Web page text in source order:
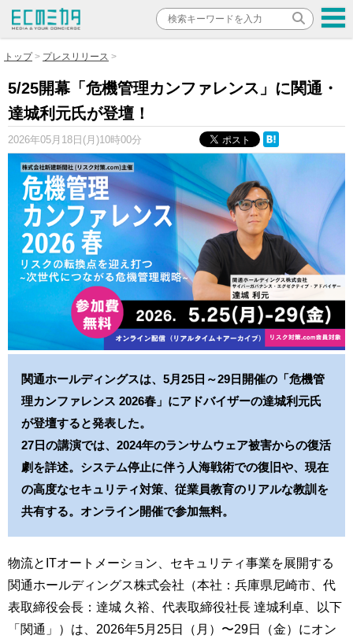
トップ プレスリリース
5/25開幕「危機管理カンファレンス」に関通・
達城利元氏が登壇！
2026年05月18日(月)10時00分
関通ホールディングスは、5月25日～29日開催の「危機管
理カンファレンス 2026春」にアドバイザーの達城利元氏
が登壇すると発表した。
27日の講演では、2024年のランサムウェア被害からの復活
劇を詳述。システム停止に伴う人海戦術での復旧や、現在
の高度なセキュリティ対策、従業員教育のリアルな教訓を
共有する。オンライン開催で参加無料。
物流とITオートメーション、セキュリティ事業を展開する
関通ホールディングス株式会社（本社：兵庫県尼崎市、代
表取締役会長：達城 久裕、代表取締役社長 達城利卓、以下
「関通」）は、2026年5月25日（月）〜29日（金）にオン